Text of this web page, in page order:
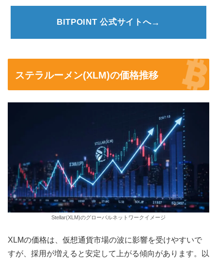
BITPOINT 公式サイトへ
ステラルーメン(XLM)の価格推移
Stellar(XLM)のグローバルネットワークイメージ
XLMの価格は、仮想通貨市場の波に影響を受けやすいで
すが、採用が増えると安定して上がる傾向があります。以